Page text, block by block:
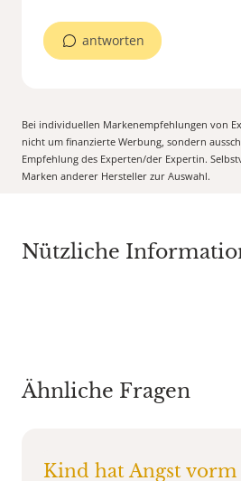
antworten
Bei individuellen Markenempfehlungen von
nicht um finanzierte Werbung, sondern
Empfehlung des Experten/der Expertin.
Marken anderer Hersteller zur Auswahl.
Nützliche
Ähnliche Fragen
Kind hat Angst